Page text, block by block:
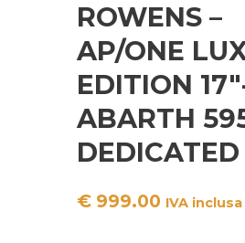
ROWENS –
AP/ONE
EDITION
ABARTH
DEDICATED
€ 999.00 IVA inclusa